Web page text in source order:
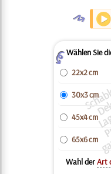
O
ZWählen Sie
22x2 cm
30x3 cm
45x4 cm
65x6 cm
Wahl derArt